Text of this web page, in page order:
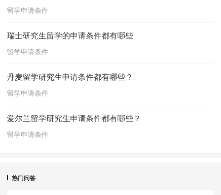
留学申请条件
瑞士研究生留学的申请条件都有哪些
留学申请条件
丹麦留学研究生申请条件都有哪些？
留学申请条件
爱尔兰留学研究生申请条件都有哪些？
留学申请条件
热门问答